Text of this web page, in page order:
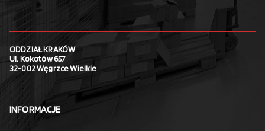
ODDZIAŁ KRAKÓW
Ul. Kokotów 657
32-002 Węgrzce Wielkie
INFORMACJE